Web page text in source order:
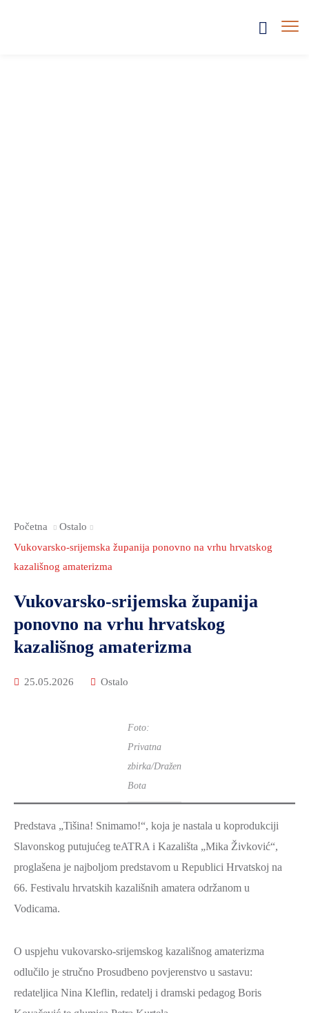
Početna
Ostalo
Vukovarsko-srijemska županija ponovno na vrhu hrvatskog
kazališnog amaterizma
Vukovarsko-srijemska županija
ponovno na vrhu hrvatskog
kazališnog amaterizma
25.05.2026 Ostalo
Foto:
Privatna
zbirka/Dražen
Bota
Predstava „Tišina! Snimamo!“, koja je nastala u koprodukciji
Slavonskog putujućeg teATRA i Kazališta „Mika Živković“,
proglašena je najboljom predstavom u Republici Hrvatskoj na
66. Festivalu hrvatskih kazališnih amatera održanom u
Vodicama.
O uspjehu vukovarsko-srijemskog kazališnog amaterizma
odlučilo je stručno Prosudbeno povjerenstvo u sastavu:
redateljica Nina Kleflin, redatelj i dramski pedagog Boris